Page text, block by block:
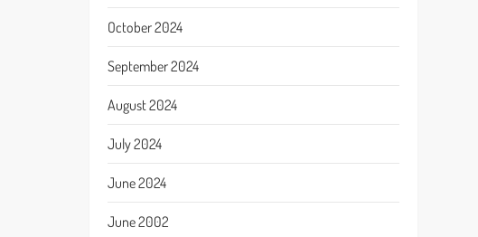
October 2024
September 2024
August 2024
July 2024
June 2024
June 2002